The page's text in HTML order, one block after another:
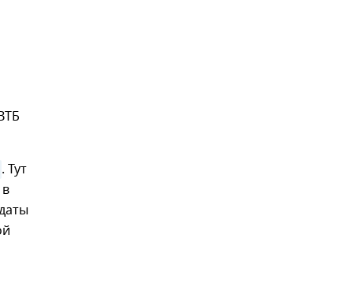
. Тут